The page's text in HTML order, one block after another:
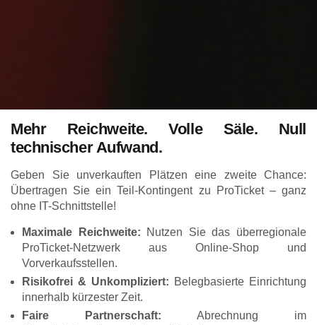
Mehr Reichweite. Volle Säle. Null
technischer Aufwand.
Geben Sie unverkauften Plätzen eine zweite Chance:
Übertragen Sie ein Teil-Kontingent zu ProTicket – ganz
ohne IT-Schnittstelle!
Maximale Reichweite: Nutzen Sie das überregionale
ProTicket-Netzwerk aus Online-Shop und
Vorverkaufsstellen.
Risikofrei & Unkompliziert: Belegbasierte Einrichtung
innerhalb kürzester Zeit.
Faire Partnerschaft: Abrechnung im